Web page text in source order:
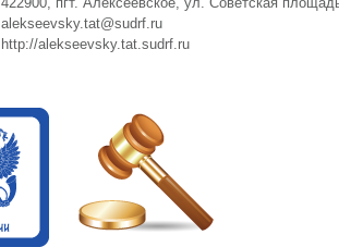
alekseevsky.tat@sudrf.ru
http://alekseevsky.tat.sudrf.ru